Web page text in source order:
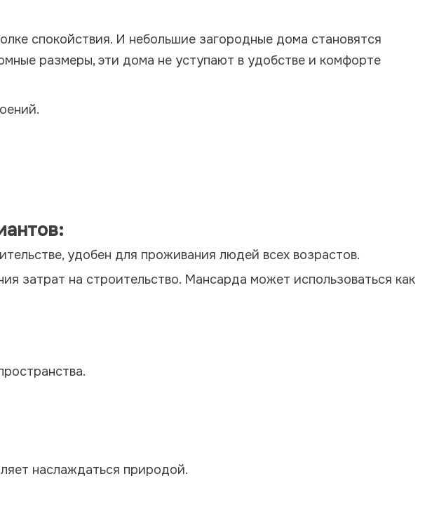
спокойствия. И небольшие загородные дома становятся
размеры, эти дома не уступают в удобстве и комфорте
удобен для проживания людей всех возрастов.
затрат на строительство. Мансарда может использоваться как
наслаждаться природой.